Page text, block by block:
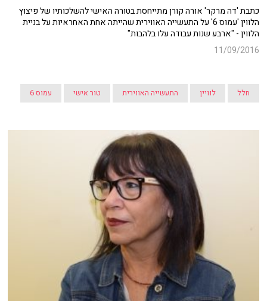
כתבת 'דה מרקר' אורה קורן מתייחסת בטורה האישי להשלכותיו של פיצוץ
הלווין 'עמוס 6' על התעשייה האווירית שהייתה אחת האחראיות על בניית
הלווין - "ארבע שנות עבודה עלו בלהבות"
11/09/2016
חלל לוויין התעשייה האווירית טור אישי עמוס 6